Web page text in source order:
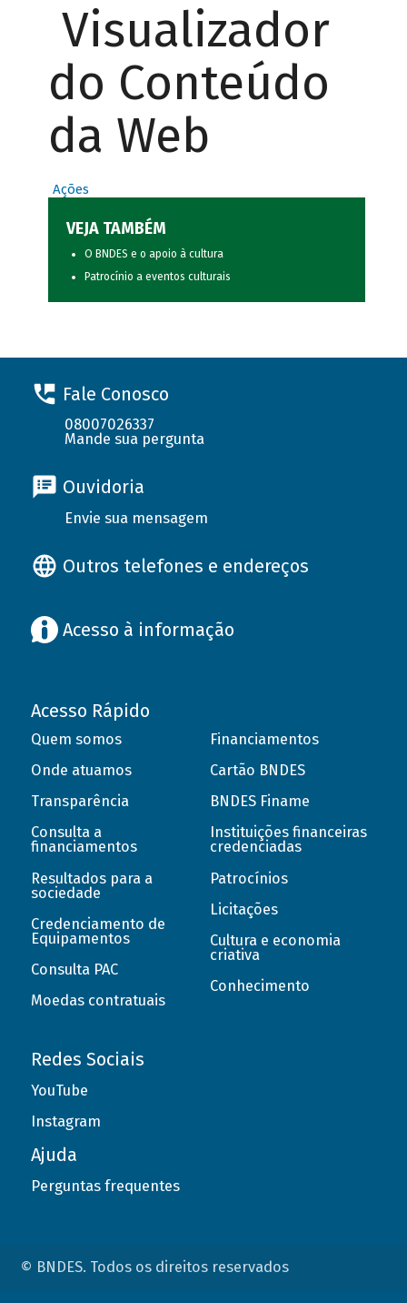
Visualizador
do Conteúdo
da Web
Ações
VEJA TAMBÉM
O BNDES e o apoio à cultura
Patrocínio a eventos culturais
Fale Conosco
08007026337
Mande sua pergunta
Ouvidoria
Envie sua mensagem
Outros telefones e endereços
Acesso à informação
Acesso Rápido
Quem somos
Onde atuamos
Transparência
Consulta a
financiamentos
Resultados para a
sociedade
Credenciamento de
Equipamentos
Consulta PAC
Moedas contratuais
Financiamentos
Cartão BNDES
BNDES Finame
Instituições financeiras
credenciadas
Patrocínios
Licitações
Cultura e economia
criativa
Conhecimento
Redes Sociais
YouTube
Instagram
Ajuda
Perguntas frequentes
© BNDES. Todos os direitos reservados